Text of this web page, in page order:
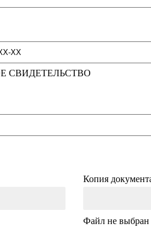
СВИДЕТЕЛЬСТВО
Копия
Файл не выбран